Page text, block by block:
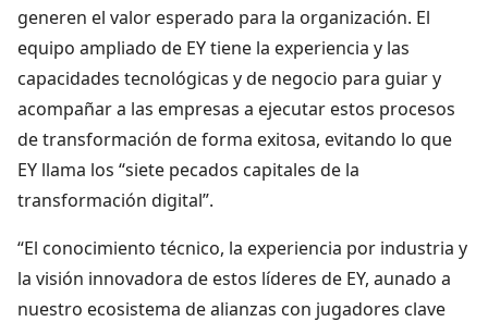
generen el valor esperado para la organización. El
equipo ampliado de EY tiene la experiencia y las
capacidades tecnológicas y de negocio para guiar y
acompañar a las empresas a ejecutar estos procesos
de transformación de forma exitosa, evitando lo que
EY llama los “siete pecados capitales de la
transformación digital”.
“El conocimiento técnico, la experiencia por industria y
la visión innovadora de estos líderes de EY, aunado a
nuestro ecosistema de alianzas con jugadores clave